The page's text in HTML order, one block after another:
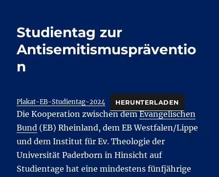
Studientag zur
Antisemitismuspräventio
n
Plakat-EB-Studientag-2024 HERUNTERLADEN
Die Kooperation zwischen demEvangelischen
Bund (EB) Rheinland, dem EB Westfalen/Lippe
und dem Institut für Ev. Theologie der
Universität Paderborn in Hinsicht auf
Studientage hat eine mindestens fünfjährige